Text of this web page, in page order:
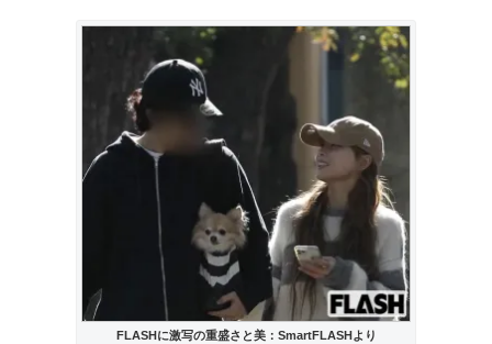
FLASHに激写の重盛さと美：SmartFLASHより